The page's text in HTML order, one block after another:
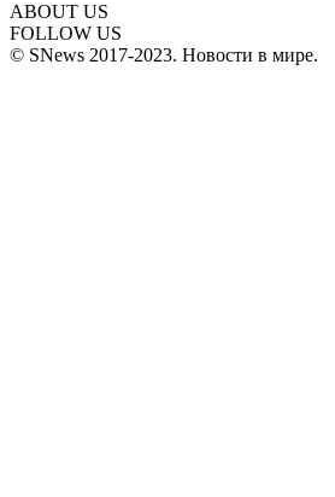
ABOUT US
FOLLOW US
© SNews 2017-2023. Новости в мире.